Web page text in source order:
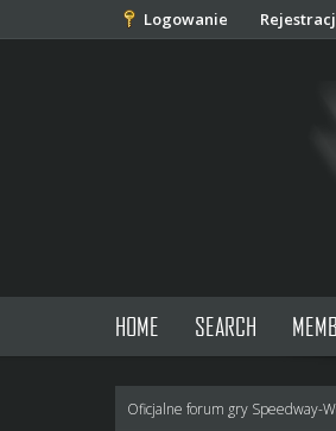
Logowanie
HOME SEARCH
Oficjalne forum gry Speedway-